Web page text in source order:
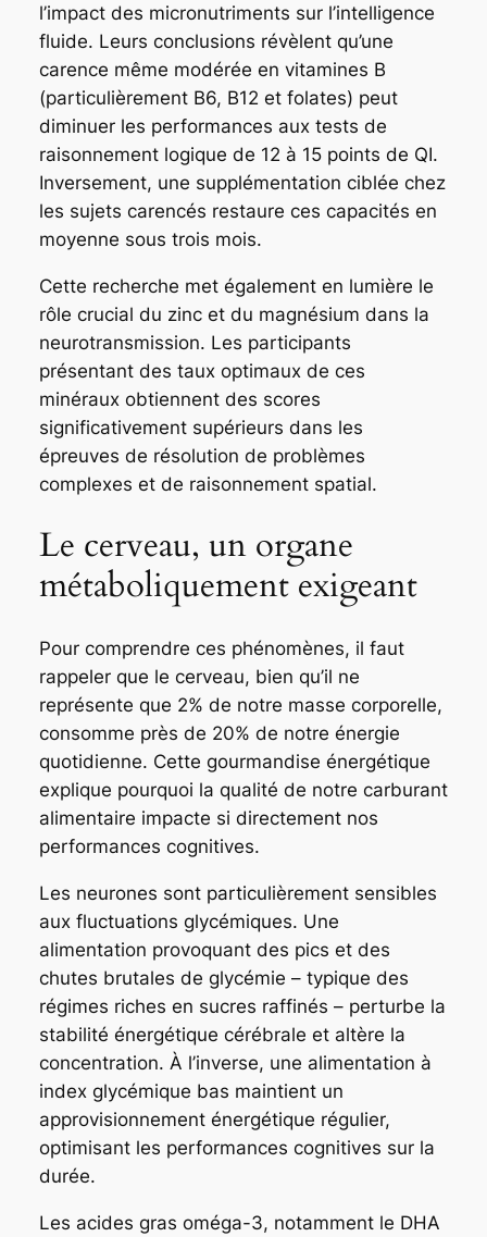
l’impact des micronutriments sur l’intelligence
fluide. Leurs conclusions révèlent qu’une
carence même modérée en vitamines B
(particulièrement B6, B12 et folates) peut
diminuer les performances aux tests de
raisonnement logique de 12 à 15 points de QI.
Inversement, une supplémentation ciblée chez
les sujets carencés restaure ces capacités en
moyenne sous trois mois.
Cette recherche met également en lumière le
rôle crucial du zinc et du magnésium dans la
neurotransmission. Les participants
présentant des taux optimaux de ces
minéraux obtiennent des scores
significativement supérieurs dans les
épreuves de résolution de problèmes
complexes et de raisonnement spatial.
Le cerveau, un organe
métaboliquement exigeant
Pour comprendre ces phénomènes, il faut
rappeler que le cerveau, bien qu’il ne
représente que 2% de notre masse corporelle,
consomme près de 20% de notre énergie
quotidienne. Cette gourmandise énergétique
explique pourquoi la qualité de notre carburant
alimentaire impacte si directement nos
performances cognitives.
Les neurones sont particulièrement sensibles
aux fluctuations glycémiques. Une
alimentation provoquant des pics et des
chutes brutales de glycémie – typique des
régimes riches en sucres raffinés – perturbe la
stabilité énergétique cérébrale et altère la
concentration. À l’inverse, une alimentation à
index glycémique bas maintient un
approvisionnement énergétique régulier,
optimisant les performances cognitives sur la
durée.
Les acides gras oméga-3, notamment le DHA